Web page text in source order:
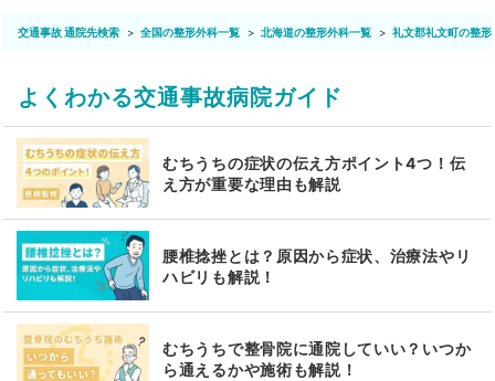
交通事故 通院先検索 全国の整形外科一覧 北海道の整形外科一覧 礼文郡礼文町の整形
よくわかる交通事故病院ガイド
むちうちの症状の伝え方ポイント4つ！伝
え方が重要な理由も解説
腰椎捻挫とは？原因から症状、治療法やリ
ハビリも解説！
むちうちで整骨院に通院していい？いつか
ら通えるかや施術も解説！